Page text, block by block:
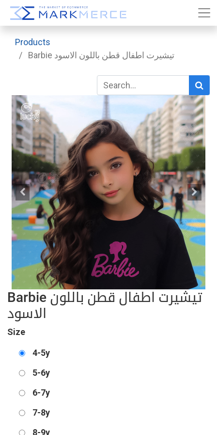
Products
Barbie تيشيرت اطفال قطن باللون الاسود
Barbie تيشيرت اطفال قطن باللون
الاسود
Size
4-5y
5-6y
6-7y
7-8y
8-9y